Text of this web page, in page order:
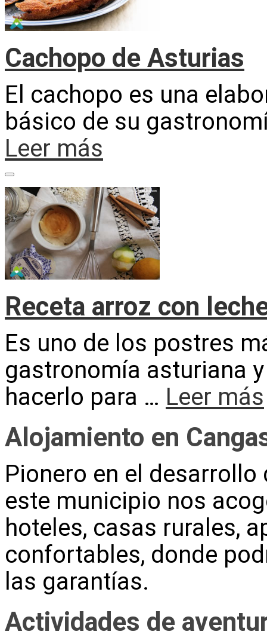
Cachopo de Asturias
El cachopo es una
básico de su
Leer más
Receta arroz con
Es uno de los postres
gastronomía asturiana
hacerlo para … Leer más
Alojamiento en
Pionero en el
este municipio nos
hoteles, casas rurales,
confortables, donde
las garantías.
Actividades de